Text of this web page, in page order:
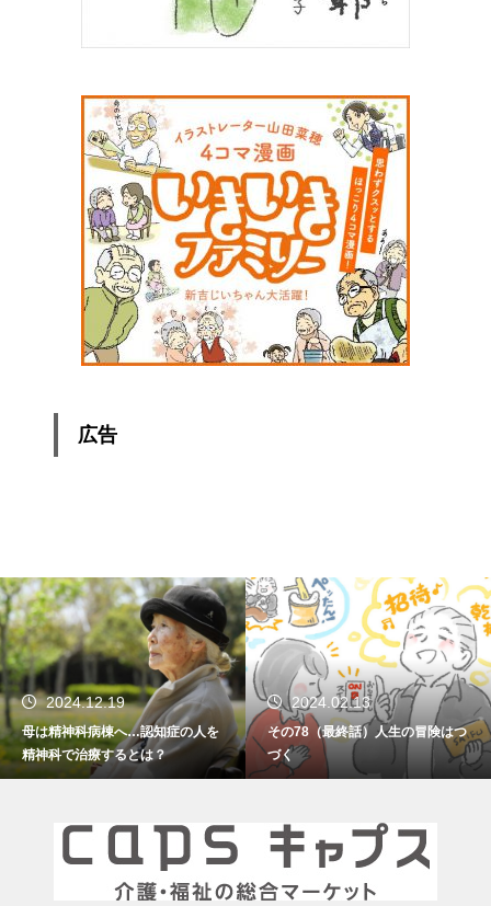
広告
2024.02.13
その78（最終話）人生の冒険はつ
づく
2024.01.15
その77 振り返れば笑門来福